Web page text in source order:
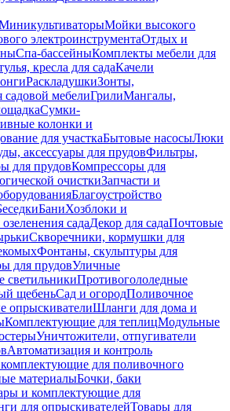
Мойки высокого
электроинструментаОтдых и
Спа-бассейныКомплекты мебели для
кресла для садаКачели
РаскладушкиЗонты,
садовой мебелиГрилиМангалы,
Сумки-
колонки и
для участкаБытовые насосыЛюки
аксессуары для прудовФильтры,
для прудовКомпрессоры для
очисткиЗапчасти и
Благоустройство
БаниХозблоки и
садаДекор для садаПочтовые
Скворечники, кормушки для
Фонтаны, скульптуры для
для прудовУличные
светильникиПротивогололедные
щебеньСад и огородПоливочное
опрыскивателиШланги для дома и
Комплектующие для теплицМодульные
Уничтожители, отпугиватели
Автоматизация и контроль
для поливочного
материалыБочки, баки
и комплектующие для
для опрыскивателейТовары для